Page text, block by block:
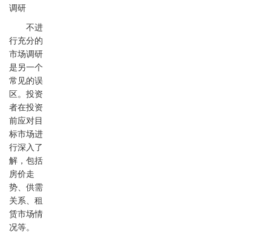
调研
不进
行充分的
市场调研
是另一个
常见的误
区。投资
者在投资
前应对目
标市场进
行深入了
解，包括
房价走
势、供需
关系、租
赁市场情
况等。